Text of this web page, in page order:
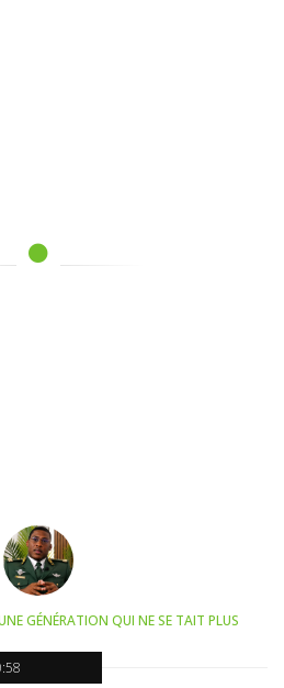
GÉNÉRATION QUI NE SE TAIT PLUS